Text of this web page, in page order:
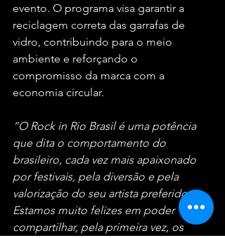
evento. O programa visa garantir a
reciclagem correta das garrafas de
vidro, contribuindo para o meio
ambiente e reforçando o
compromisso da marca com a
economia circular.
“O Rock in Rio Brasil é uma potência
que dita o comportamento do
brasileiro, cada vez mais apaixonado
por festivais, pela diversão e pela
valorização do seu artista preferido.
Estamos muito felizes em poder
compartilhar, pela primeira vez, os